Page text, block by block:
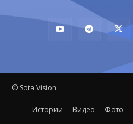
© Sota Vision
Истории Видео Фото